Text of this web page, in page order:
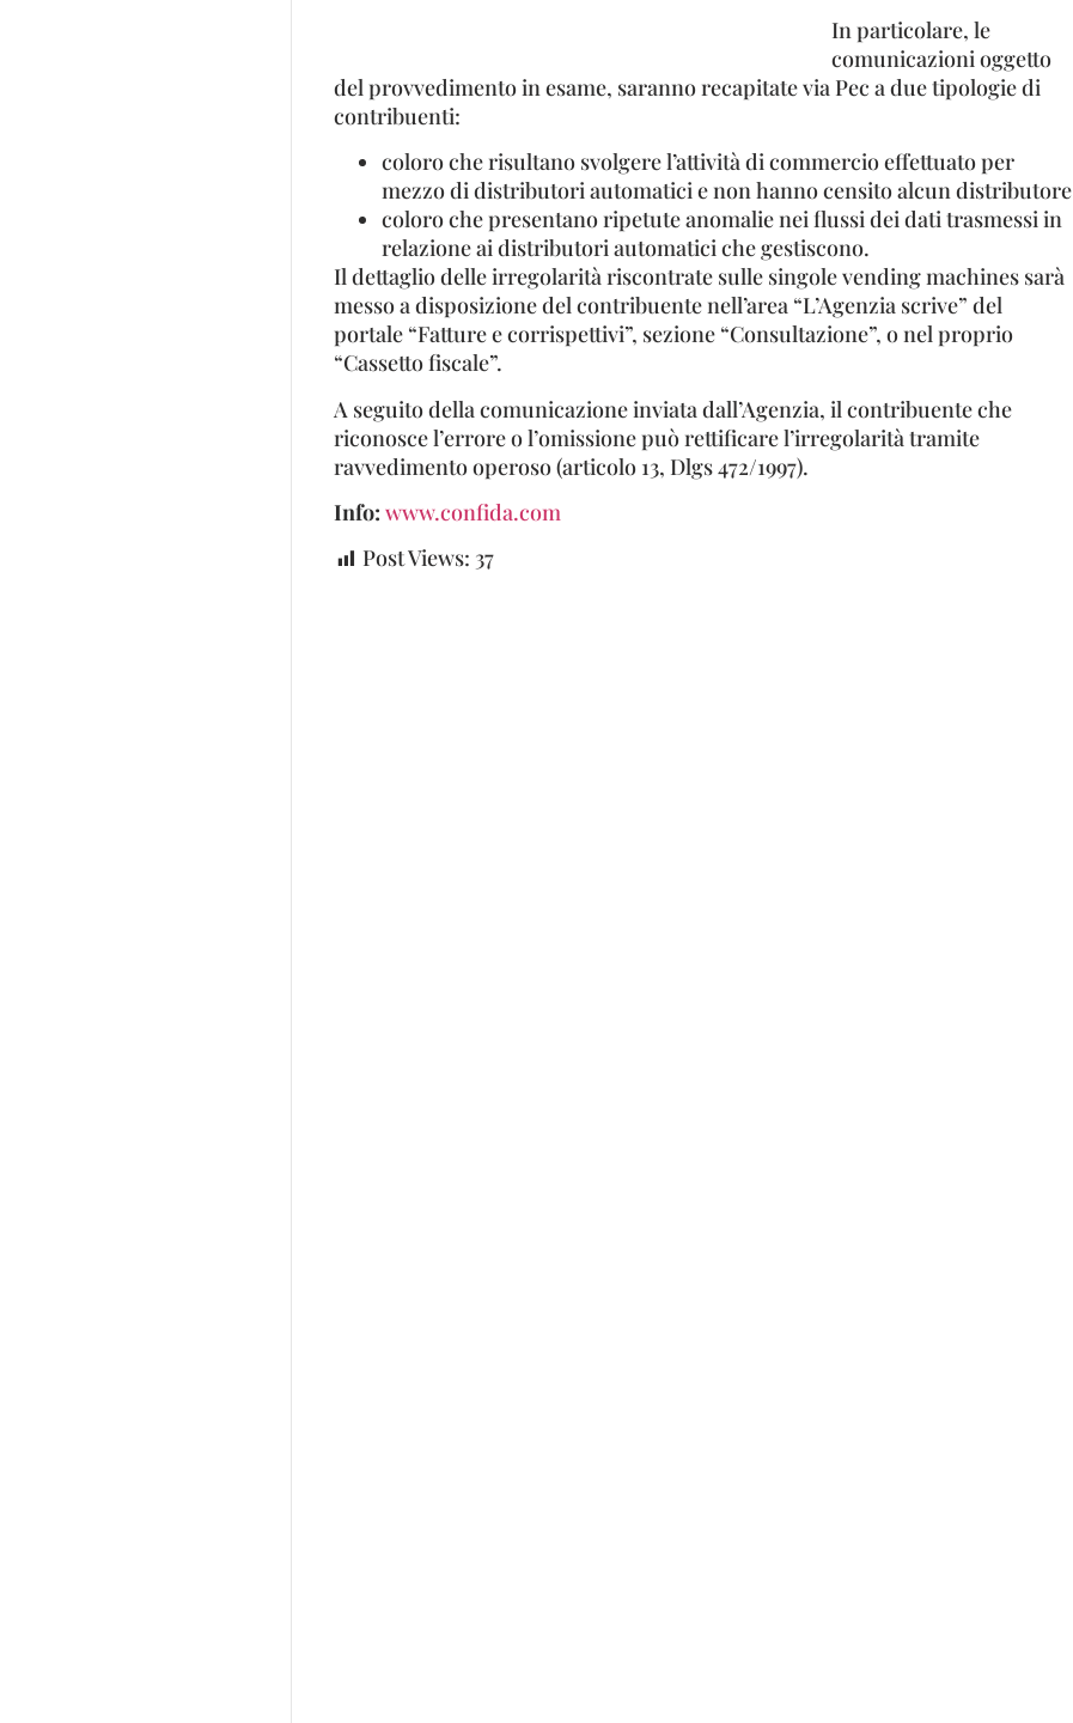
In particolare, le
comunicazioni oggetto
del provvedimento in esame, saranno recapitate via Pec a due tipologie di
contribuenti:
coloro che risultano svolgere l’attività di commercio effettuato per
mezzo di distributori automatici e non hanno censito alcun distributore
coloro che presentano ripetute anomalie nei flussi dei dati trasmessi in
relazione ai distributori automatici che gestiscono.
Il dettaglio delle irregolarità riscontrate sulle singole vending machines sarà
messo a disposizione del contribuente nell’area “L’Agenzia scrive” del
portale “Fatture e corrispettivi”, sezione “Consultazione”, o nel proprio
“Cassetto fiscale”.
A seguito della comunicazione inviata dall’Agenzia, il contribuente che
riconosce l’errore o l’omissione può rettificare l’irregolarità tramite
ravvedimento operoso (articolo 13, Dlgs 472/1997).
Info: www.confida.com
Post Views: 37